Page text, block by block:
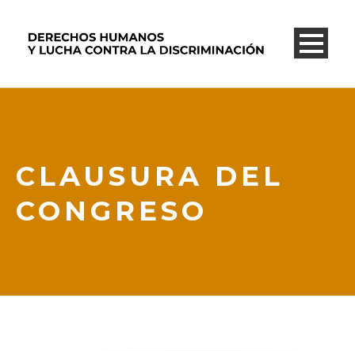
CLAUSURA DEL
CONGRESO